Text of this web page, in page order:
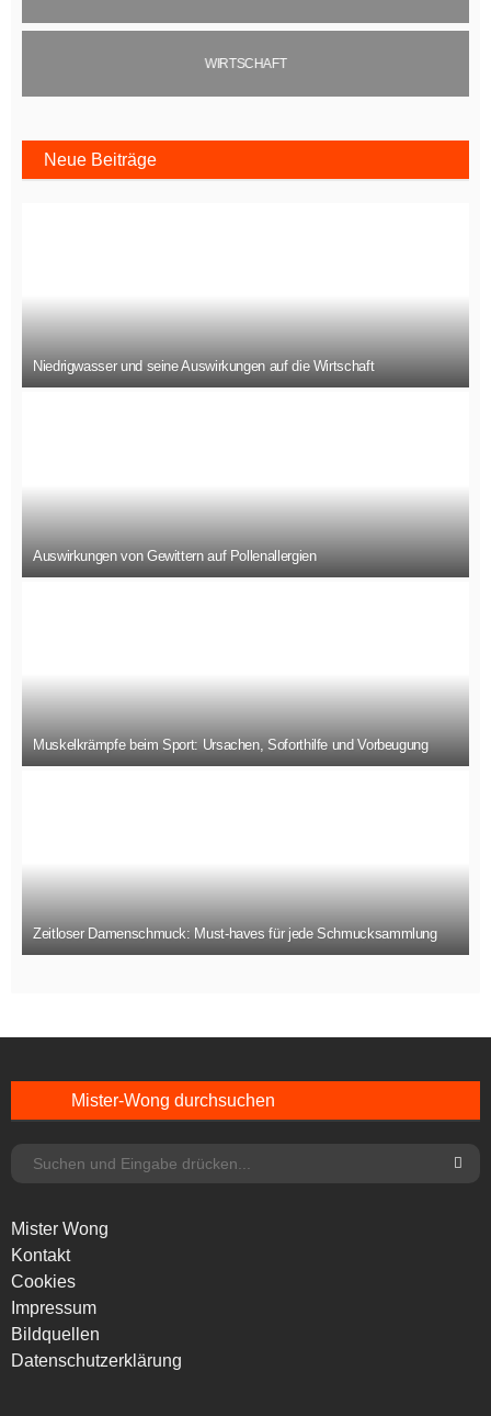
WIRTSCHAFT
Neue Beiträge
Niedrigwasser und seine Auswirkungen auf die Wirtschaft
Auswirkungen von Gewittern auf Pollenallergien
Muskelkrämpfe beim Sport: Ursachen, Soforthilfe und Vorbeugung
Zeitloser Damenschmuck: Must-haves für jede Schmucksammlung
Mister-Wong durchsuchen
Mister Wong
Kontakt
Cookies
Impressum
Bildquellen
Datenschutzerklärung